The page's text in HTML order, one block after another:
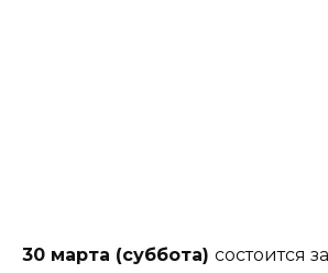
30 марта (суббота) состоится